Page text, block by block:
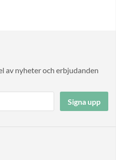
av nyheter och erbjudanden
Signa upp